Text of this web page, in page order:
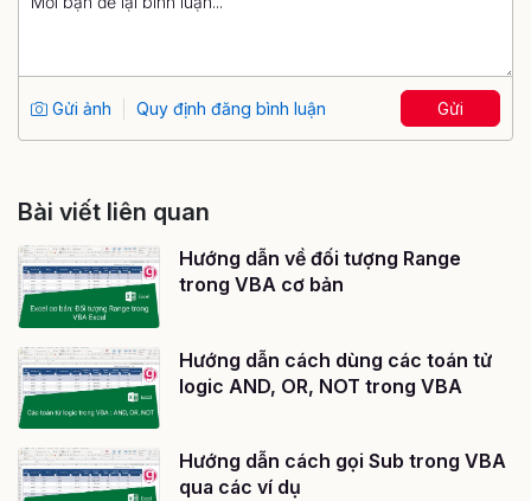
Gửi ảnh Quy định đăng bình luận Gửi
Bài viết liên quan
Hướng dẫn về đối tượng Range
trong VBA cơ bản
Hướng dẫn cách dùng các toán tử
logic AND, OR, NOT trong VBA
Hướng dẫn cách gọi Sub trong VBA
qua các ví dụ